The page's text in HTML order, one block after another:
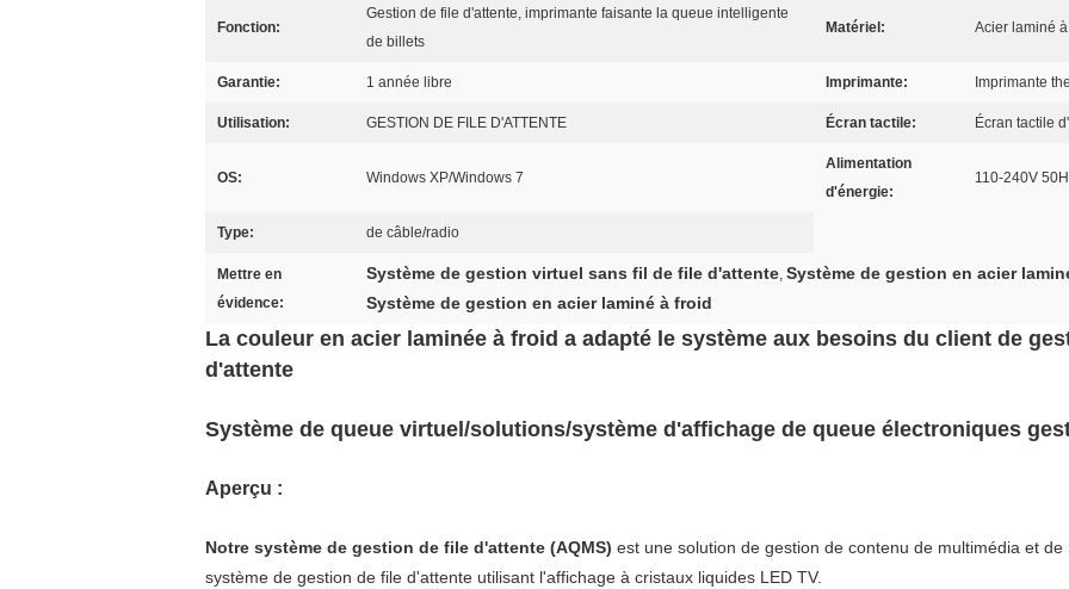
Fonction:
Gestion de file d'attente, imprimante faisante la queue intelligente
de billets
Matériel: Acier laminé à
Garantie: 1 année libre Imprimante: Imprimante
Utilisation: GESTION DE FILE D'ATTENTE Écran tactile: Écran tactile
OS: Windows XP/Windows 7
Alimentation
d'énergie:
110-240V
Type: de câble/radio
Mettre en
évidence:
Système de gestion virtuel sans fil de file d'attente, Système de gestion en acier
Système de gestion en acier laminé à froid
La couleur en acier laminée à froid a adapté le système aux besoins du client de
d'attente
Système de queue virtuel/solutions/système d'affichage de queue électroniques
Aperçu :
Notre système de gestion de file d'attente (AQMS) est une solution de gestion de contenu de multimédia et
système de gestion de file d'attente utilisant l'affichage à cristaux liquides LED TV.